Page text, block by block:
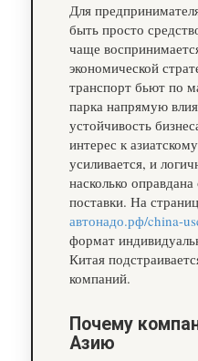
Для
быть просто
чаще
экономической
транспорт бьют по
парка напрямую
устойчивость
интерес к
усиливается, и
насколько
поставки. На
автонадо.рф/china-
формат
Китая
компаний.
Почему
Азию